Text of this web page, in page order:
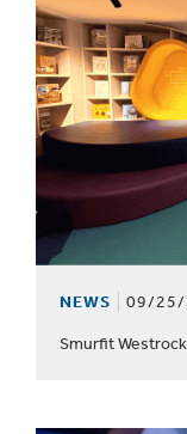
NEWS 09/25/
Smurfit